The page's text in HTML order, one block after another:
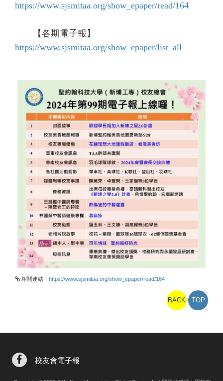
https://www.sjsmitaa.org/show_epaper/read/164
【各期電子報】
https://www.sjsmitaa.org/show_epaper/list_all
相關連結： https://www.sjsmitaa.org/show_epaper/read/164
BACK TOP
校友會電子報